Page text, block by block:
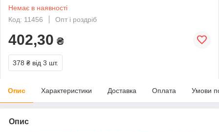
Немає в наявності
Код: 11456
Опт і роздріб
402,30 ₴
378 ₴ від 3 шт.
Опис Характеристики Доставка Оплата Умови
Опис